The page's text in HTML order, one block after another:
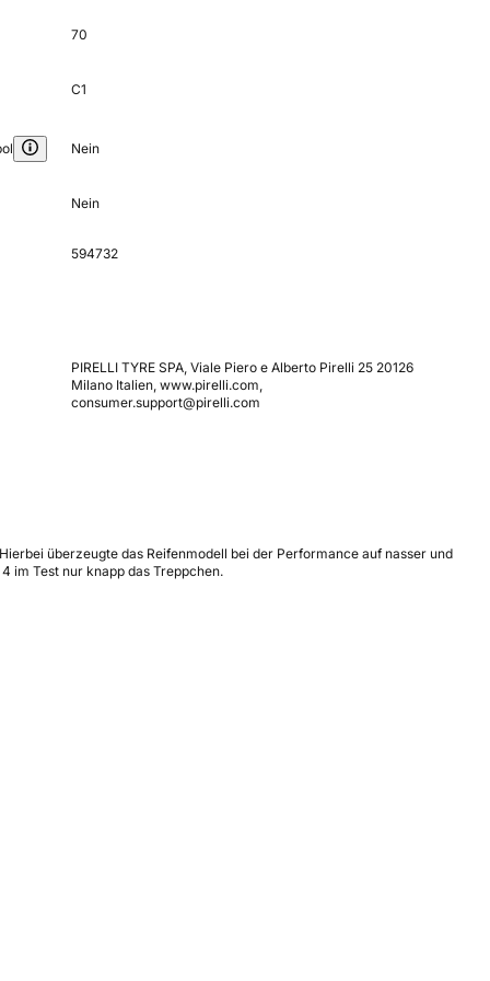
70
C1
Nein
Nein
594732
PIRELLI TYRE SPA, Viale Piero e Alberto Pirelli 25 20126
Milano Italien, www.pirelli.com,
consumer.support@pirelli.com
überzeugte das Reifenmodell bei der Performance auf nasser und
im Test nur knapp das Treppchen.